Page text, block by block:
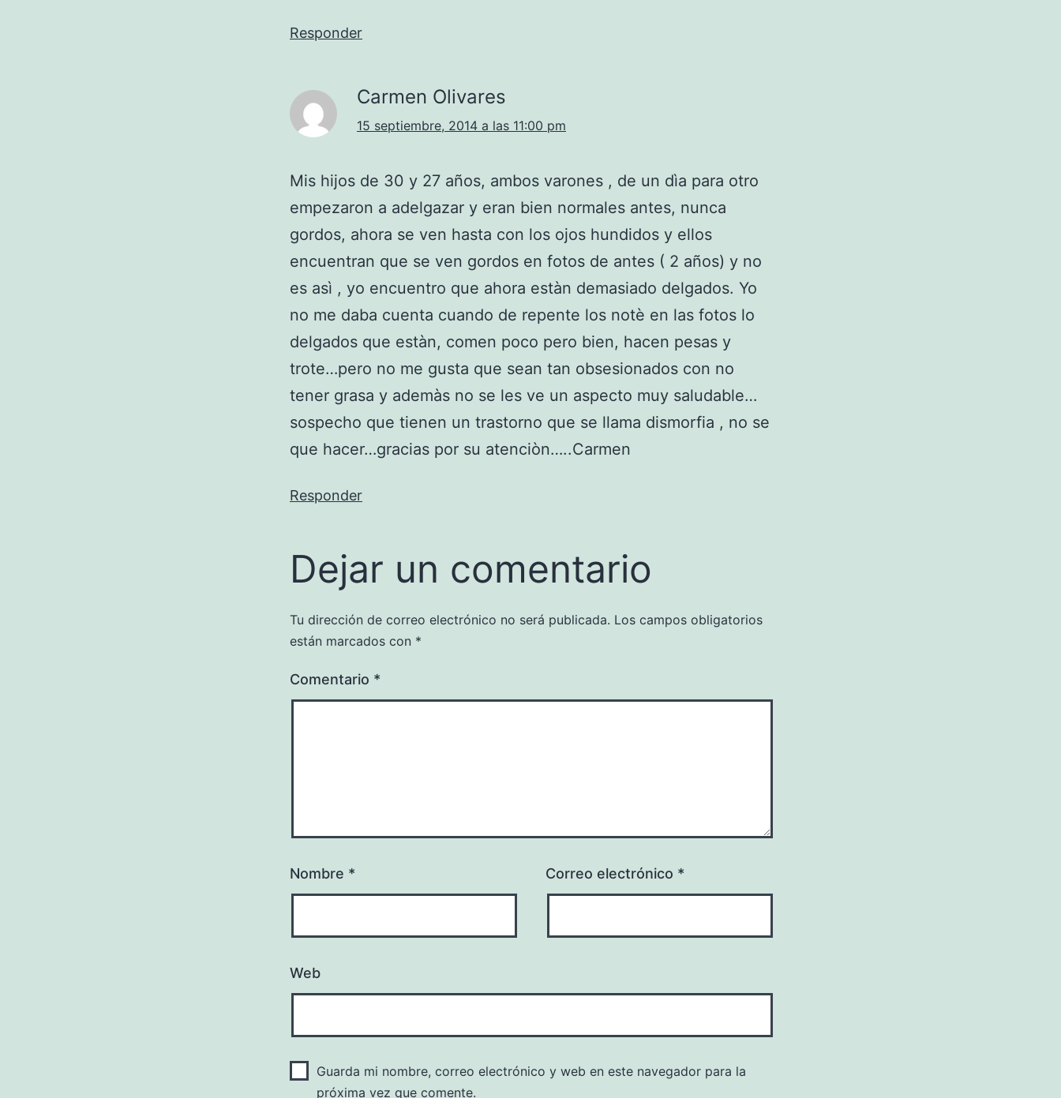
Responder
Carmen Olivares
15 septiembre, 2014 a las 11:00 pm
Mis hijos de 30 y 27 años, ambos varones , de un dìa para otro
empezaron a adelgazar y eran bien normales antes, nunca
gordos, ahora se ven hasta con los ojos hundidos y ellos
encuentran que se ven gordos en fotos de antes ( 2 años) y no
es asì , yo encuentro que ahora estàn demasiado delgados. Yo
no me daba cuenta cuando de repente los notè en las fotos lo
delgados que estàn, comen poco pero bien, hacen pesas y
trote…pero no me gusta que sean tan obsesionados con no
tener grasa y ademàs no se les ve un aspecto muy saludable…
sospecho que tienen un trastorno que se llama dismorfia , no se
que hacer…gracias por su atenciòn…..Carmen
Responder
Dejar un comentario
Tu dirección de correo electrónico no será publicada. Los campos obligatorios
están marcados con *
Comentario *
Nombre * Correo electrónico *
Web
Guarda mi nombre, correo electrónico y web en este navegador para la
próxima vez que comente.